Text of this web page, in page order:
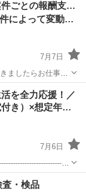
ごとの報酬支…
1案件2万円～250万円（案件によって変動します）
7月7日
ましたらお仕事を
報酬 1案件2万円～200万円（案件によって変動します） ・こ...
を全力応援！／
付き）×想定年…
7月6日
が揃った個室寮を
・検品